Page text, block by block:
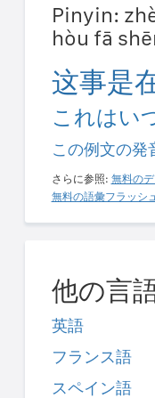
Pinyin:
hòu fā
这事是
これはい
この例文の発
さらに参照: 無料の
無料の語彙フラッシ
他の言
英語
フランス語
スペイン語